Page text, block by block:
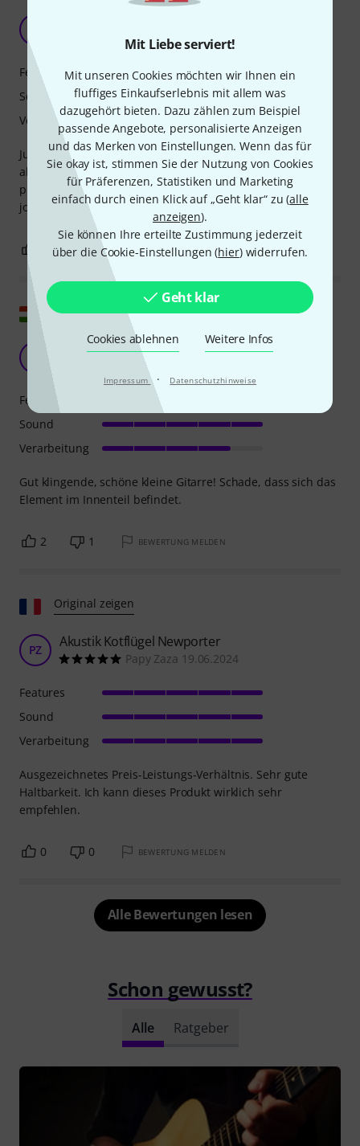
Mit Liebe serviert!
Mit unseren Cookies möchten wir Ihnen ein
fluffiges Einkaufserlebnis mit allem was
dazugehört bieten. Dazu zählen zum Beispiel
passende Angebote, personalisierte Anzeigen
und das Merken von Einstellungen. Wenn das für
Sie okay ist, stimmen Sie der Nutzung von Cookies
für Präferenzen, Statistiken und Marketing
einfach durch einen Klick auf „Geht klar“ zu (alle
anzeigen).
Sie können Ihre erteilte Zustimmung jederzeit
über die Cookie-Einstellungen (hier) widerrufen.
Geht klar
Cookies ablehnen Weitere Infos
Impressum · Datenschutzhinweise
Blonde bombshell 26.07.2024
Just got my hands on my new fender newporter , an
absolute stunner , plays beautifully, nice n light , a joy to
play , arrived from thomann with in five days to Ireland , a
joy to play n a joy even to just look at
Features
Sound
Verarbeitung
0 BEWERTUNG MELDEN
Original zeigen
Gute Wahl für den Preis
MGábor 09.04.2025
Gut klingende, schöne kleine Gitarre! Schade, dass sich das
Element im Innenteil befindet.
Features
Sound
Verarbeitung
2 1 BEWERTUNG MELDEN
Original zeigen
PZ Akustik Kotflügel Newporter
Papy Zaza 19.06.2024
Ausgezeichnetes Preis-Leistungs-Verhältnis. Sehr gute
Haltbarkeit. Ich kann dieses Produkt wirklich sehr
empfehlen.
Features
Sound
Verarbeitung
0 0 BEWERTUNG MELDEN
Alle Bewertungen lesen
Schon gewusst?
Alle Ratgeber